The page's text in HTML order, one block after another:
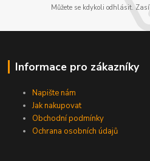
Můžete se kdykoli odhlásit.
Informace pro zákazníky
Napište nám
Jak nakupovat
Obchodní podmínky
Ochrana osobních údajů